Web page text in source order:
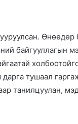
Өнөөдөр
байгууллагын
тушаал
танилцуулан,